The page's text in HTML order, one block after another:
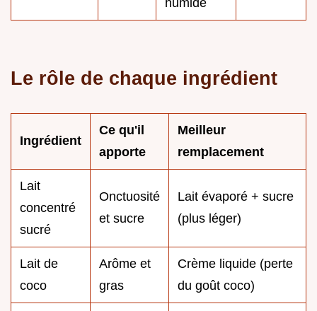
Le rôle de chaque ingrédient
Ingrédient
Ce qu'il
apporte
Meilleur
remplacement
Lait
concentré
sucré
Onctuosité
et sucre
Lait évaporé + sucre
(plus léger)
Lait de
coco
Arôme et
gras
Crème liquide (perte
du goût coco)